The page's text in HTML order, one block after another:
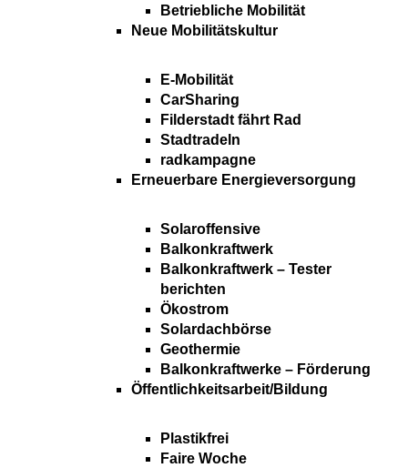
Betriebliche Mobilität
Neue Mobilitätskultur
E-Mobilität
CarSharing
Filderstadt fährt Rad
Stadtradeln
radkampagne
Erneuerbare Energieversorgung
Solaroffensive
Balkonkraftwerk
Balkonkraftwerk – Tester
berichten
Ökostrom
Solardachbörse
Geothermie
Balkonkraftwerke – Förderung
Öffentlichkeitsarbeit/Bildung
Plastikfrei
Faire Woche